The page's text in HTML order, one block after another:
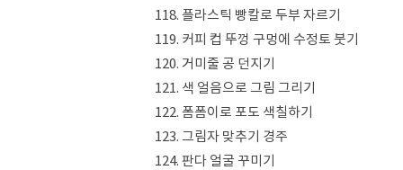
118. 플라스틱 빵칼로 두부 자르기
119. 커피 컵 뚜껑 구멍에 수정토 붓기
120. 거미줄 공 던지기
121. 색 얼음으로 그림 그리기
122. 폼폼이로 포도 색칠하기
123. 그림자 맞추기 경주
124. 판다 얼굴 꾸미기